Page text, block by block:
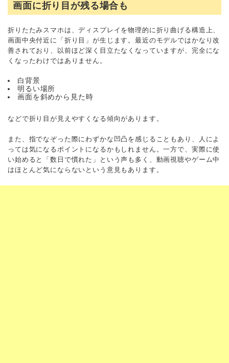
画面に折り目が残る場合も
折りたたみスマホは、ディスプレイを物理的に折り曲げる構造上、
画面中央付近に「折り目」が生じます。最近のモデルではかなり改
善されており、以前ほど深く目立たなくなっていますが、完全にな
くなったわけではありません。
白背景
明るい場所
画面を斜めから見た時
などで折り目が見えやすくなる傾向があります。
また、指でなぞった際にわずかな凹凸を感じることもあり、人によ
っては気になるポイントになるかもしれません。一方で、実際に使
い始めると「数日で慣れた」という声も多く、動画視聴やゲーム中
はほとんど気にならないという意見もあります。